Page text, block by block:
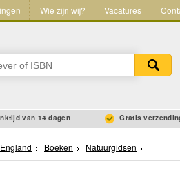
Wie zijn wij? Vacatures
van 14 dagen Gratis
Boeken Natuurgidsen